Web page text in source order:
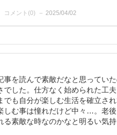
コメント(0) 2025/04/02
事を読んで素敵だなと思ってい
でした。仕方なく始められた工
でも自分が楽しむ生活を確立さ
しむ事は憧れだけど中々…。老
る素敵な時なのかなと明るい気持